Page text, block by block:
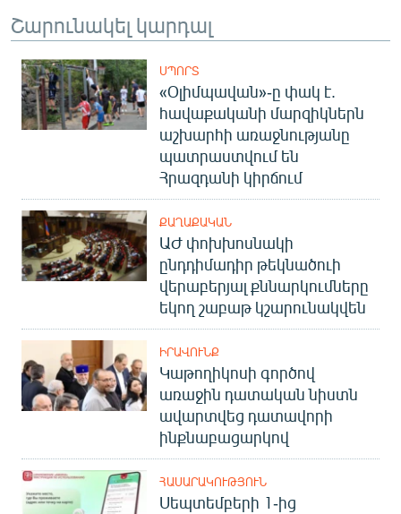
Շարունակել կարդալ
ՍՊՈՐՏ
«Օլիմպավան»-ը փակ է.
հավաքականի մարզիկներն
աշխարհի առաջնությանը
պատրաստվում են
Հրազդանի կիրճում
ՔԱՂԱՔԱԿԱՆ
ԱԺ փոխխոսնակի
ընդդիմադիր թեկնածուի
վերաբերյալ քննարկումները
եկող շաբաթ կշարունակվեն
ԻՐԱՎՈՒՆՔ
Կաթողիկոսի գործով
առաջին դատական նիստն
ավարտվեց դատավորի
ինքնաբացարկով
ՀԱՍԱՐԱԿՈՒԹՅՈՒՆ
Սեպտեմբերի 1-ից